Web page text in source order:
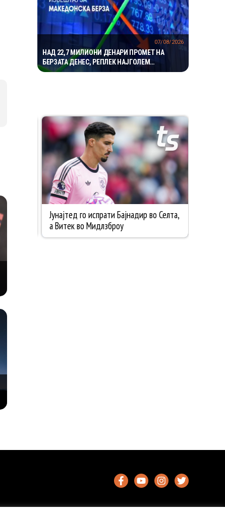
НАД 22,7 МИЛИОНИ ДЕНАРИ ПРОМЕТ НА
БЕРЗАТА ДЕНЕС, РЕПЛЕК НАЈГОЛЕМ
ДОБИТНИК
07/08/2026